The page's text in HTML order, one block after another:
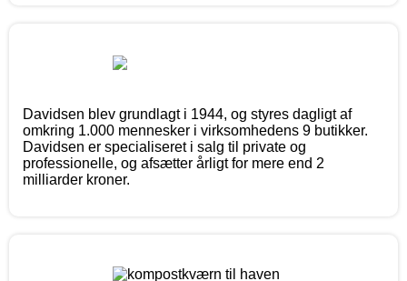
Davidsen blev grundlagt i 1944, og styres dagligt af
omkring 1.000 mennesker i virksomhedens 9 butikker.
Davidsen er specialiseret i salg til private og
professionelle, og afsætter årligt for mere end 2
milliarder kroner.